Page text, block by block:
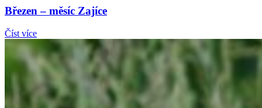
Březen – měsíc Zajíce
Číst více